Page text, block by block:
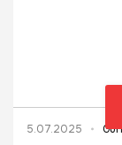
5.07.2025